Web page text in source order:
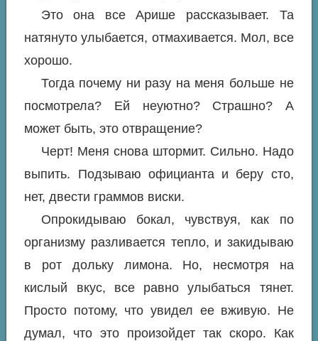
Это она все Арише рассказывает. Та
натянуто улыбается, отмахивается. Мол, все
хорошо.
Тогда почему ни разу на меня больше не
посмотрела? Ей неуютно? Страшно? А
может быть, это отвращение?
Черт! Меня снова штормит. Сильно. Надо
выпить. Подзываю официанта и беру сто,
нет, двести граммов виски.
Опрокидываю бокал, чувствуя, как по
организму разливается тепло, и закидываю
в рот дольку лимона. Но, несмотря на
кислый вкус, все равно улыбаться тянет.
Просто потому, что увидел ее вживую. Не
думал, что это произойдет так скоро. Как